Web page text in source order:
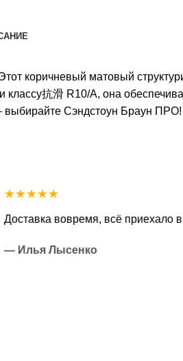
коричневый матовый
抗滑 R10/A, она
выбирайте Сэндстоун Браун ПРО!
вовремя, всё приехало в
Лысенко